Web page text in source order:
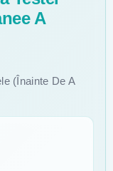
A
(înainte De A